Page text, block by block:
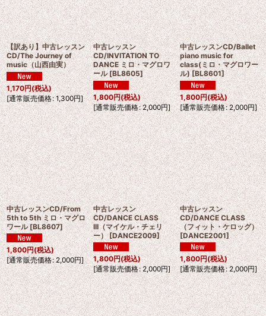
【訳あり】中古レッスン
CD/The Journey of
music（山西由実）
1,170円(税込)
[通常販売価格: 1,300円]
中古レッスン
CD/INVITATION TO
DANCE ミロ・マグロワ
ール [BL8605]
1,800円(税込)
[通常販売価格: 2,000円]
中古レッスンCD/Ballet
piano music for
class(ミロ・マグロワー
ル) [BL8601]
1,800円(税込)
[通常販売価格: 2,000円]
中古レッスンCD/From
5th to 5th ミロ・マグロ
ワール [BL8607]
1,800円(税込)
[通常販売価格: 2,000円]
中古レッスン
CD/DANCE CLASS
III（マイケル・チェリ
ー） [DANCE2009]
1,800円(税込)
[通常販売価格: 2,000円]
中古レッスン
CD/DANCE CLASS
（フィット・ケロッグ）
[DANCE2001]
1,800円(税込)
[通常販売価格: 2,000円]